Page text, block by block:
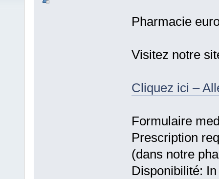
Pharmacie
Visitez notre
Cliquez ici –
Formulaire
Prescription
(dans notre
Disponibilité: